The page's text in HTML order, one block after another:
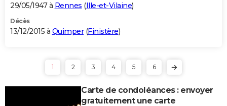
29/05/1947 à Rennes (Ille-et-Vilaine)
Décès
13/12/2015 à Quimper(Finistère)
1 2 3 4 5 6
Carte de condoléances : envoyer
gratuitement une carte